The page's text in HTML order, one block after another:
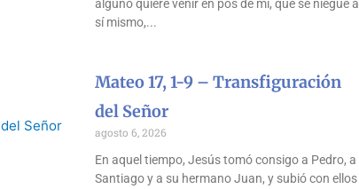
alguno quiere venir en pos de mí, que se niegue a
sí mismo,
Mateo 17, 1-9 – Transfiguración
del Señor
agosto 6, 2026
En aquel tiempo, Jesús tomó consigo a Pedro, a
Santiago y a su hermano Juan, y subió con ellos